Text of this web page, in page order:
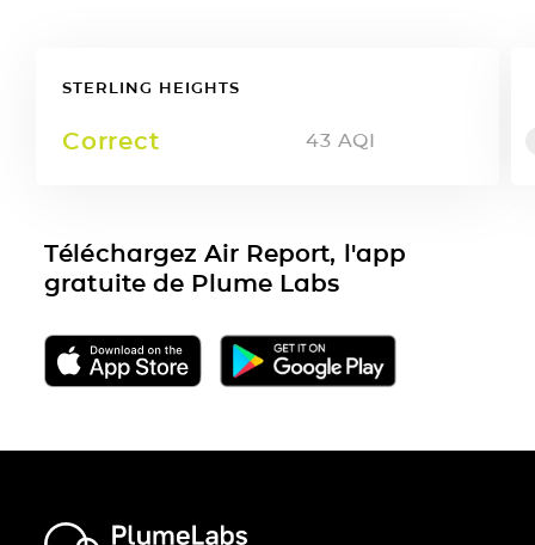
STERLING HEIGHTS
Correct 43 AQI
Téléchargez Air Report, l'app
gratuite de Plume Labs